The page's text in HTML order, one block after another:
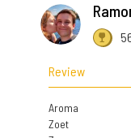
Review
Aroma
Zoet